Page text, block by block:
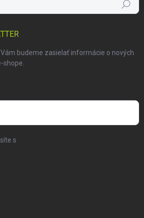
Hľadať
budeme zasielať informácie o nových
shope.
s